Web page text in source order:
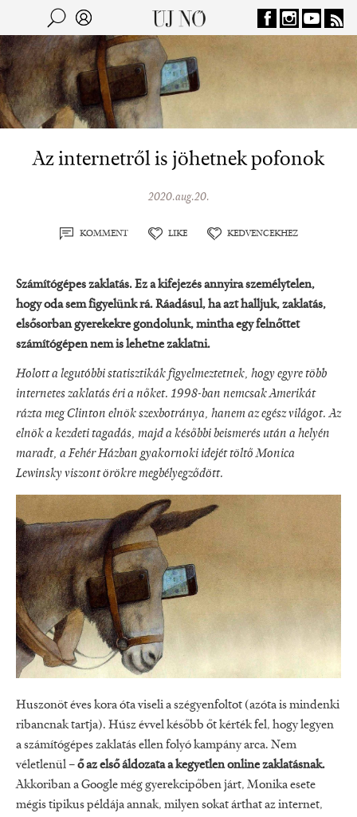
Jump to navigation
Kereső
Az internetről is jöhetnek pofonok
2020.aug.20.
KOMMENT LIKE KEDVENCEKHEZ
Számítógépes zaklatás. Ez a kifejezés annyira személytelen,
hogy oda sem figyelünk rá. Ráadásul, ha azt halljuk, zaklatás,
elsősorban gyerekekre gondolunk, mintha egy felnőttet
számítógépen nem is lehetne zaklatni.
Holott a legutóbbi statisztikák figyelmeztetnek, hogy egyre több
internetes zaklatás éri a nőket. 1998-ban nemcsak Amerikát
rázta meg Clinton elnök szexbotránya, hanem az egész világot. Az
elnök a kezdeti tagadás, majd a későbbi beismerés után a helyén
maradt, a Fehér Házban gyakornoki idejét töltő Monica
Lewinsky viszont örökre megbélyegződött.
Huszonöt éves kora óta viseli a szégyenfoltot (azóta is mindenki
ribancnak tartja). Húsz évvel később őt kérték fel, hogy legyen
a számítógépes zaklatás ellen folyó kampány arca. Nem
véletlenül –ő az első áldozata a kegyetlen online zaklatásnak.
Akkoriban a Google még gyerekcipőben járt, Monika esete
mégis tipikus példája annak, milyen sokat árthat az internet,